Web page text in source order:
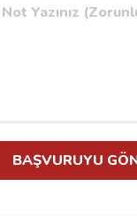
BAŞVURUYU